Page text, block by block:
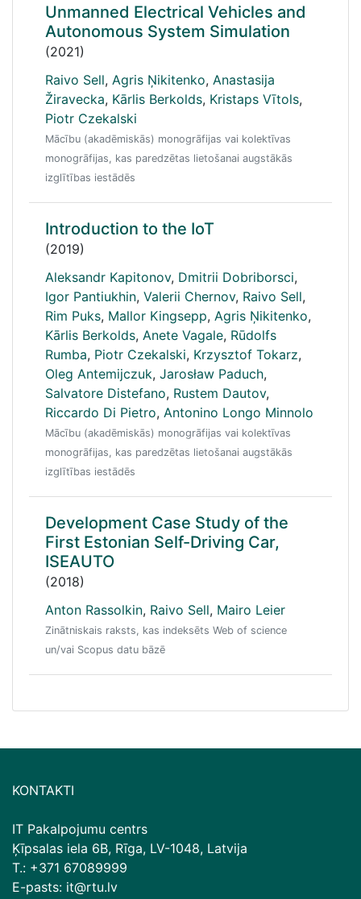
Unmanned Electrical Vehicles and
Autonomous System Simulation
(2021)
Raivo Sell, Agris Ņikitenko, Anastasija
Žiravecka, Kārlis Berkolds, Kristaps Vītols,
Piotr Czekalski
Mācību (akadēmiskās) monogrāfijas vai kolektīvas
monogrāfijas, kas paredzētas lietošanai augstākās
izglītības iestādēs
Introduction to the IoT
(2019)
Aleksandr Kapitonov, Dmitrii Dobriborsci,
Igor Pantiukhin, Valerii Chernov, Raivo Sell,
Rim Puks, Mallor Kingsepp, Agris Ņikitenko,
Kārlis Berkolds, Anete Vagale, Rūdolfs
Rumba, Piotr Czekalski, Krzysztof Tokarz,
Oleg Antemijczuk, Jarosław Paduch,
Salvatore Distefano, Rustem Dautov,
Riccardo Di Pietro, Antonino Longo Minnolo
Mācību (akadēmiskās) monogrāfijas vai kolektīvas
monogrāfijas, kas paredzētas lietošanai augstākās
izglītības iestādēs
Development Case Study of the
First Estonian Self-Driving Car,
ISEAUTO
(2018)
Anton Rassolkin, Raivo Sell, Mairo Leier
Zinātniskais raksts, kas indeksēts Web of science
un/vai Scopus datu bāzē
KONTAKTI
IT Pakalpojumu centrs
Ķīpsalas iela 6B, Rīga, LV-1048, Latvija
T.: +371 67089999
E-pasts: it@rtu.lv